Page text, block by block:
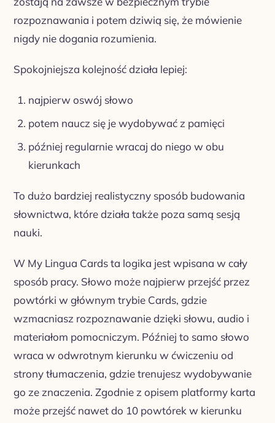
rozpoznawania i potem dziwią się, że mówienie
nigdy nie dogania rozumienia.
Spokojniejsza kolejność działa lepiej:
najpierw oswój słowo
potem naucz się je wydobywać z pamięci
później regularnie wracaj do niego w obu
kierunkach
To dużo bardziej realistyczny sposób budowania
słownictwa, które działa także poza samą sesją
nauki.
W My Lingua Cards ta logika jest wpisana w cały
sposób pracy. Słowo może najpierw przejść przez
powtórki w głównym trybie Cards, gdzie
wzmacniasz rozpoznawanie dzięki słowu, audio i
materiałom pomocniczym. Później to samo słowo
wraca w odwrotnym kierunku w ćwiczeniu od
strony tłumaczenia, gdzie trenujesz wydobywanie
go ze znaczenia. Zgodnie z opisem platformy karta
może przejść nawet do 10 powtórek w kierunku